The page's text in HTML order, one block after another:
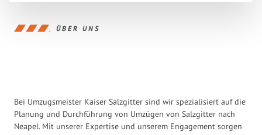
ÜBER UNS
Bei Umzugsmeister Kaiser Salzgitter sind wir spezialisiert auf die
Planung und Durchführung von Umzügen von Salzgitter nach
Neapel. Mit unserer Expertise und unserem Engagement sorgen